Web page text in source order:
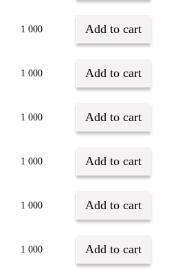
1 000 Add to cart
1 000 Add to cart
1 000 Add to cart
1 000 Add to cart
1 000 Add to cart
1 000 Add to cart